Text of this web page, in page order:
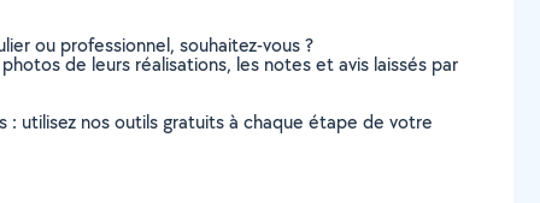
ou professionnel, souhaitez-vous ?
de leurs réalisations, les notes et avis laissés par
: utilisez nos outils gratuits à chaque étape de votre